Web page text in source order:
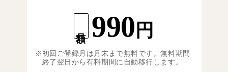
990 円
初回ご登録月は月末まで無料です。無料期間
終了翌日から有料期間に自動移行します。